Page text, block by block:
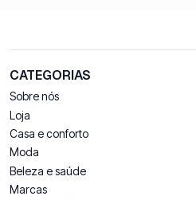
CATEGORIAS
Sobre nós
Loja
Casa e conforto
Moda
Beleza e saúde
Marcas